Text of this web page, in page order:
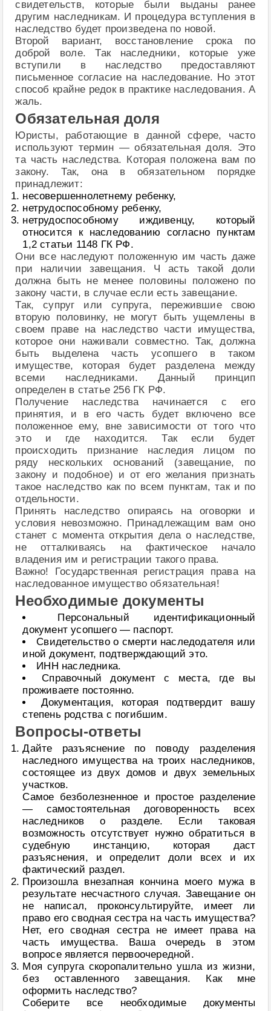
свидетельств, которые были выданы ранее
другим наследникам. И процедура вступления в
наследство будет произведена по новой.
Второй вариант, восстановление срока по
доброй воле. Так наследники, которые уже
вступили в наследство предоставляют
письменное согласие на наследование. Но этот
способ крайне редок в практике наследования. А
жаль.
Обязательная доля
Юристы, работающие в данной сфере, часто
используют термин — обязательная доля. Это
та часть наследства. Которая положена вам по
закону. Так, она в обязательном порядке
принадлежит:
несовершеннолетнему ребенку,
нетрудоспособному ребенку,
нетрудоспособному иждивенцу, который
относится к наследованию согласно пунктам
1,2 статьи 1148 ГК РФ.
Они все наследуют положенную им часть даже
при наличии завещания. Ч асть такой доли
должна быть не менее половины положено по
закону части, в случае если есть завещание.
Так, супруг или супруга, пережившие свою
вторую половинку, не могут быть ущемлены в
своем праве на наследство части имущества,
которое они наживали совместно. Так, должна
быть выделена часть усопшего в таком
имуществе, которая будет разделена между
всеми наследниками. Данный принцип
определен в статье 256 ГК РФ.
Получение наследства начинается с его
принятия, и в его часть будет включено все
положенное ему, вне зависимости от того что
это и где находится. Так если будет
происходить признание наследия лицом по
ряду нескольких оснований (завещание, по
закону и подобное) и от его желания признать
такое наследство как по всем пунктам, так и по
отдельности.
Принять наследство опираясь на оговорки и
условия невозможно. Принадлежащим вам оно
станет с момента открытия дела о наследстве,
не отталкиваясь на фактическое начало
владения им и регистрации такого права.
Важно! Государственная регистрация права на
наследованное имущество обязательная!
Необходимые документы
Персональный идентификационный
документ усопшего — паспорт.
Свидетельство о смерти наследодателя или
иной документ, подтверждающий это.
ИНН наследника.
Справочный документ с места, где вы
проживаете постоянно.
Документация, которая подтвердит вашу
степень родства с погибшим.
Вопросы-ответы
Дайте разъяснение по поводу разделения
наследного имущества на троих наследников,
состоящее из двух домов и двух земельных
участков.
Самое безболезненное и простое разделение
— самостоятельная договоренность всех
наследников о разделе. Если таковая
возможность отсутствует нужно обратиться в
судебную инстанцию, которая даст
разъяснения, и определит доли всех и их
фактический раздел.
Произошла внезапная кончина моего мужа в
результате несчастного случая. Завещание он
не написал, проконсультируйте, имеет ли
право его сводная сестра на часть имущества?
Нет, его сводная сестра не имеет права на
часть имущества. Ваша очередь в этом
вопросе является первоочередной.
Моя супруга скоропалительно ушла из жизни,
без оставленного завещания. Как мне
оформить наследство?
Соберите все необходимые документы